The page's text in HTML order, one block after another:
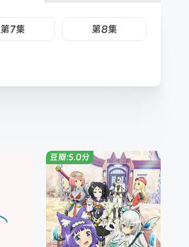
第7集 第8集
豆瓣:5.0分